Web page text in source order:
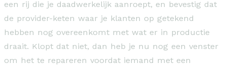
een rij die je daadwerkelijk aanroept, en bevestig dat
de provider-keten waar je klanten op getekend
hebben nog overeenkomt met wat er in productie
draait. Klopt dat niet, dan heb je nu nog een venster
om het te repareren voordat iemand met een